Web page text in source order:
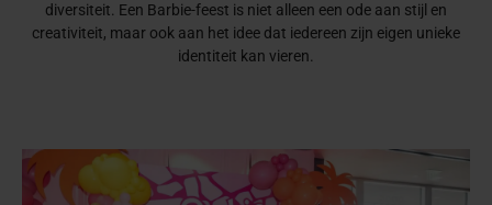
diversiteit. Een Barbie-feest is niet alleen een ode aan stijl en
creativiteit, maar ook aan het idee dat iedereen zijn eigen unieke
identiteit kan vieren.